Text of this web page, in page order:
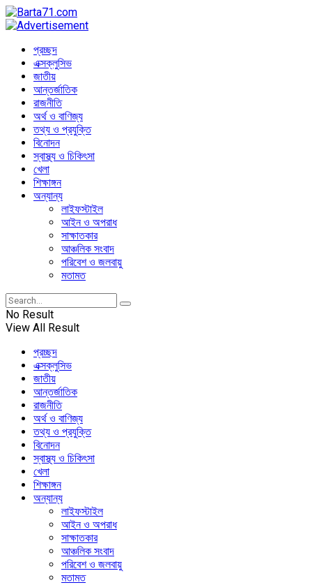
প্রচ্ছদ
এক্সক্লুসিভ
জাতীয়
আন্তর্জাতিক
রাজনীতি
অর্থ ও বাণিজ্য
তথ্য ও প্রযুক্তি
বিনোদন
স্বাস্থ্য ও চিকিৎসা
খেলা
শিক্ষাঙ্গন
অন্যান্য
লাইফস্টাইল
আইন ও অপরাধ
সাক্ষাতকার
আঞ্চলিক সংবাদ
পরিবেশ ও জলবায়ু
মতামত
No Result
View All Result
প্রচ্ছদ
এক্সক্লুসিভ
জাতীয়
আন্তর্জাতিক
রাজনীতি
অর্থ ও বাণিজ্য
তথ্য ও প্রযুক্তি
বিনোদন
স্বাস্থ্য ও চিকিৎসা
খেলা
শিক্ষাঙ্গন
অন্যান্য
লাইফস্টাইল
আইন ও অপরাধ
সাক্ষাতকার
আঞ্চলিক সংবাদ
পরিবেশ ও জলবায়ু
মতামত